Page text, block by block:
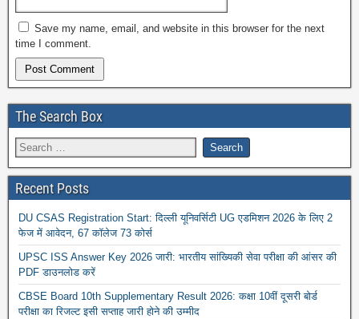
Save my name, email, and website in this browser for the next
time I comment.
The Search Box
Recent Posts
DU CSAS Registration Start: दिल्ली यूनिवर्सिटी UG एडमिशन 2026 के लिए 2
फेज में आवेदन, 67 कॉलेज 73 कोर्स
UPSC ISS Answer Key 2026 जारी: भारतीय सांख्यिकी सेवा परीक्षा की आंसर की
PDF डाउनलोड करें
CBSE Board 10th Supplementary Result 2026: कक्षा 10वीं दूसरी बोर्ड
परीक्षा का रिजल्ट इसी सप्ताह जारी होने की उम्मीद